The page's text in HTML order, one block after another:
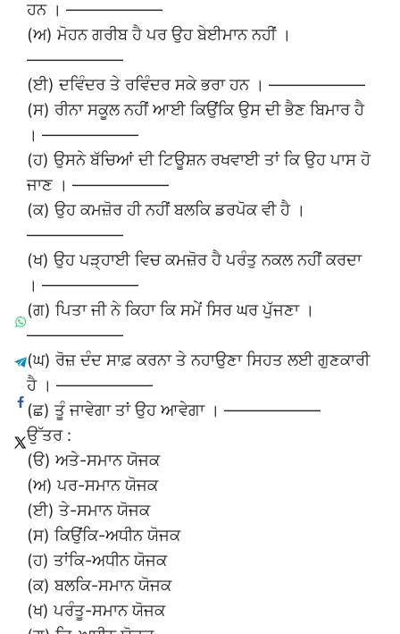
ਹਨ । ——————
(ਅ) ਮੋਹਨ ਗਰੀਬ ਹੈ ਪਰ ਉਹ ਬੇਈਮਾਨ ਨਹੀਂ ।
——————
(ਈ) ਦਵਿੰਦਰ ਤੇ ਰਵਿੰਦਰ ਸਕੇ ਭਰਾ ਹਨ । ——————
(ਸ) ਰੀਨਾ ਸਕੂਲ ਨਹੀਂ ਆਈ ਕਿਉਂਕਿ ਉਸ ਦੀ ਭੈਣ ਬਿਮਾਰ ਹੈ
। ——————
(ਹ) ਉਸਨੇ ਬੱਚਿਆਂ ਦੀ ਟਿਊਸ਼ਨ ਰਖਵਾਈ ਤਾਂ ਕਿ ਉਹ ਪਾਸ ਹੋ
ਜਾਣ । ——————
(ਕ) ਉਹ ਕਮਜ਼ੋਰ ਹੀ ਨਹੀਂ ਬਲਕਿ ਡਰਪੋਕ ਵੀ ਹੈ ।
——————
(ਖ) ਉਹ ਪੜ੍ਹਾਈ ਵਿਚ ਕਮਜ਼ੋਰ ਹੈ ਪਰੰਤੁ ਨਕਲ ਨਹੀਂ ਕਰਦਾ
। ——————
(ਗ) ਪਿਤਾ ਜੀ ਨੇ ਕਿਹਾ ਕਿ ਸਮੇਂ ਸਿਰ ਘਰ ਪੁੱਜਣਾ ।
——————
(ਘ) ਰੋਜ਼ ਦੰਦ ਸਾਫ਼ ਕਰਨਾ ਤੇ ਨਹਾਉਣਾ ਸਿਹਤ ਲਈ ਗੁਣਕਾਰੀ
ਹੈ । ——————
(ਛ) ਤੂੰ ਜਾਵੇਗਾ ਤਾਂ ਉਹ ਆਵੇਗਾ । ——————
ਉੱਤਰ :
(ੳ) ਅਤੇ-ਸਮਾਨ ਯੋਜਕ
(ਅ) ਪਰ-ਸਮਾਨ ਯੋਜਕ
(ਈ) ਤੇ-ਸਮਾਨ ਯੋਜਕ
(ਸ) ਕਿਉਂਕਿ-ਅਧੀਨ ਯੋਜਕ
(ਹ) ਤਾਂਕਿ-ਅਧੀਨ ਯੋਜਕ
(ਕ) ਬਲਕਿ-ਸਮਾਨ ਯੋਜਕ
(ਖ) ਪਰੰਤੂ-ਸਮਾਨ ਯੋਜਕ